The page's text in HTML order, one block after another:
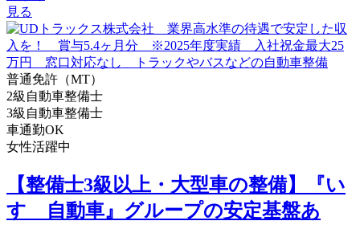
見る
普通免許（MT）
2級自動車整備士
3級自動車整備士
車通勤OK
女性活躍中
【整備士3級以上・大型車の整備】『い
すゞ自動車』グループの安定基盤あ